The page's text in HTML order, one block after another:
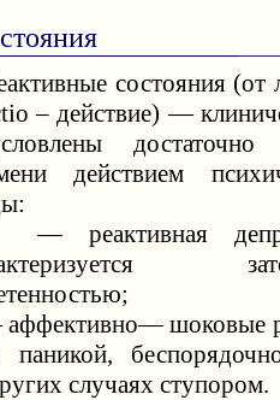
состояния (от
– действие) —
действием
шоковые
паникой,
случаях ступором.